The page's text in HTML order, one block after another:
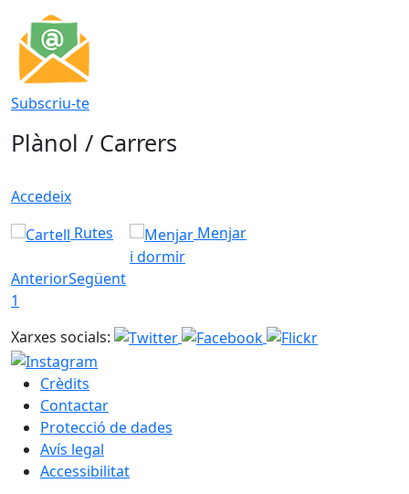
Subscriu-te
Plànol / Carrers
Accedeix
Rutes
Menjar
i dormir
AnteriorSegüent
1
Xarxes socials:
Crèdits
Contactar
Protecció de dades
Avís legal
Accessibilitat